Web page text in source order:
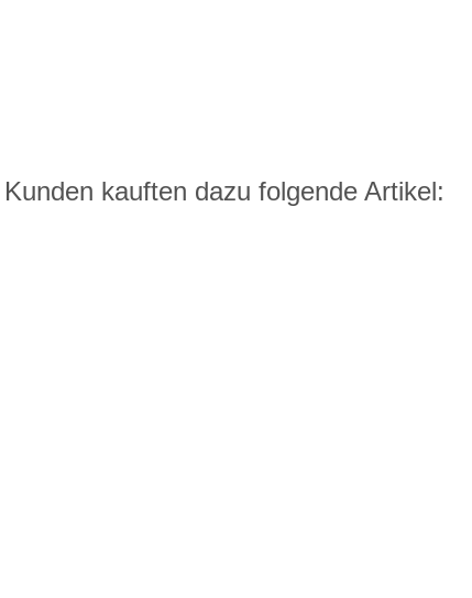
Kunden kauften dazu folgende Artikel: